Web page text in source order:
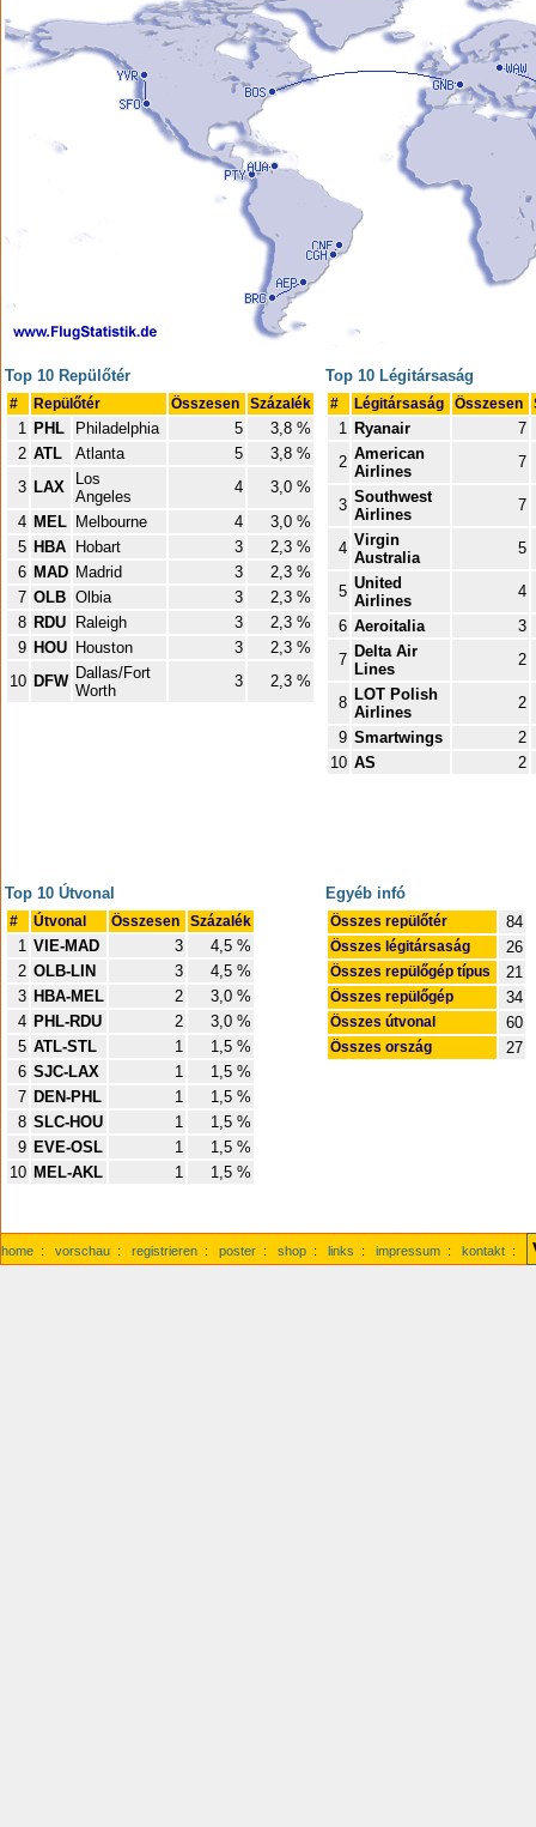
Top 10 Repülőtér
# Repülőtér Összesen Százalék
1 PHL Philadelphia 5
3,8 %
2 ATL Atlanta 5
3,8 %
3 LAX
Los
Angeles
4
3,0 %
4 MEL Melbourne 4
3,0 %
5 HBA Hobart 3
2,3 %
6 MAD Madrid 3
2,3 %
7 OLB Olbia 3
2,3 %
8 RDU Raleigh 3
2,3 %
9 HOU Houston 3
2,3 %
10 DFW Dallas/Fort
Worth
3 2,3 %
Top 10 Légitársaság
# Légitársaság Összesen
1 Ryanair
7
2 American
Airlines
7
3 Southwest
Airlines
7
4 Virgin
Australia
5
5 United
Airlines
4
6 Aeroitalia
3
7 Delta Air
Lines
2
8 LOT Polish
Airlines
2
9 Smartwings
2
10 AS 2
Top 10 Útvonal
# Útvonal Összesen Százalék
1 VIE-MAD 3
4,5 %
2 OLB-LIN 3
4,5 %
3 HBA-MEL 2
3,0 %
4 PHL-RDU 2
3,0 %
5 ATL-STL 1
1,5 %
6 SJC-LAX 1
1,5 %
7 DEN-PHL 1
1,5 %
8 SLC-HOU 1
1,5 %
9 EVE-OSL 1
1,5 %
10 MEL-AKL 1 1,5 %
Egyéb infó
Összes repülőtér 84
Összes légitársaság 26
Összes repülőgép típus 21
Összes repülőgép 34
Összes útvonal 60
Összes ország 27
home : vorschau : registrieren : poster : shop : links : impressum : kontakt :